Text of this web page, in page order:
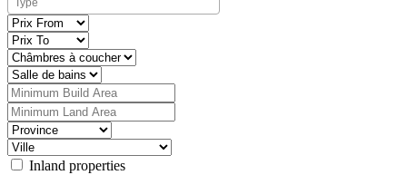
Inland properties